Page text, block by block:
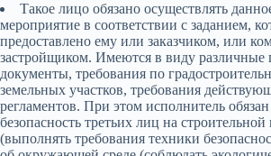
Такое лицо обязано осуществлять
мероприятие в соответствии с заданием,
предоставлено ему или заказчиком, или
застройщиком. Имеются в виду различные
документы, требования по
земельных участков, требования
регламентов. При этом исполнитель
безопасность третьих лиц на
(выполнять требования техники